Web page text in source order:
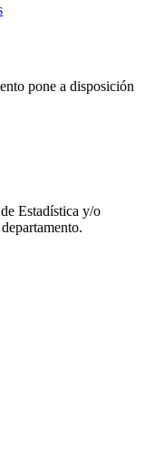
pone a disposición
Estadística y/o